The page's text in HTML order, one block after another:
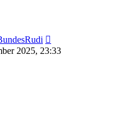
Beitrag
2025, 23:33